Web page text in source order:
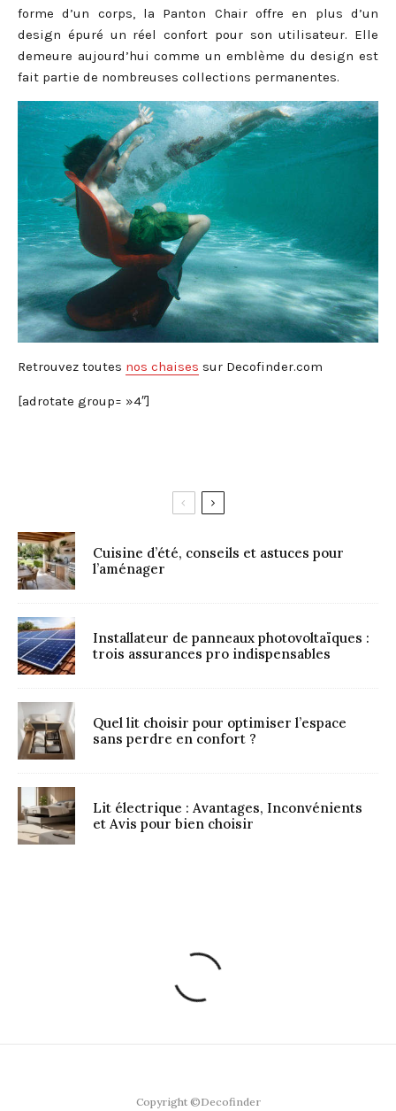
forme d’un corps, la Panton Chair offre en plus d’un
design épuré un réel confort pour son utilisateur. Elle
demeure aujourd’hui comme un emblème du design est
fait partie de nombreuses collections permanentes.
Retrouvez toutes nos chaises sur Decofinder.com
[adrotate group= »4″]
Cuisine d’été, conseils et astuces pour
l’aménager
Installateur de panneaux photovoltaïques :
trois assurances pro indispensables
Quel lit choisir pour optimiser l’espace
sans perdre en confort ?
Lit électrique : Avantages, Inconvénients
et Avis pour bien choisir
Copyright ©Decofinder